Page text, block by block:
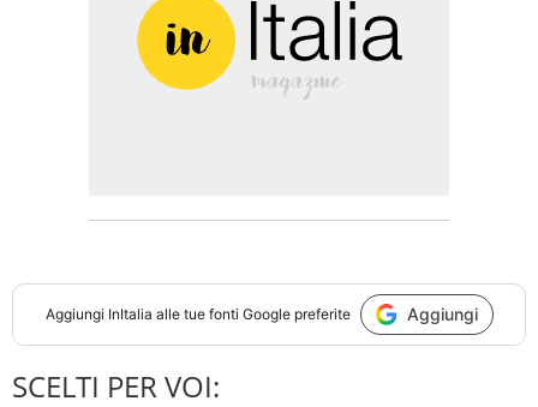
Aggiungi InItalia alle tue fonti Google preferite Aggiungi
SCELTI PER VOI: